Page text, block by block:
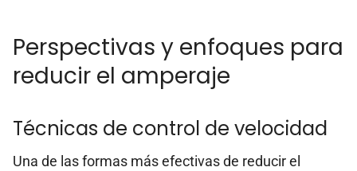
Perspectivas y enfoques para
reducir el amperaje
Técnicas de control de velocidad
Una de las formas más efectivas de reducir el